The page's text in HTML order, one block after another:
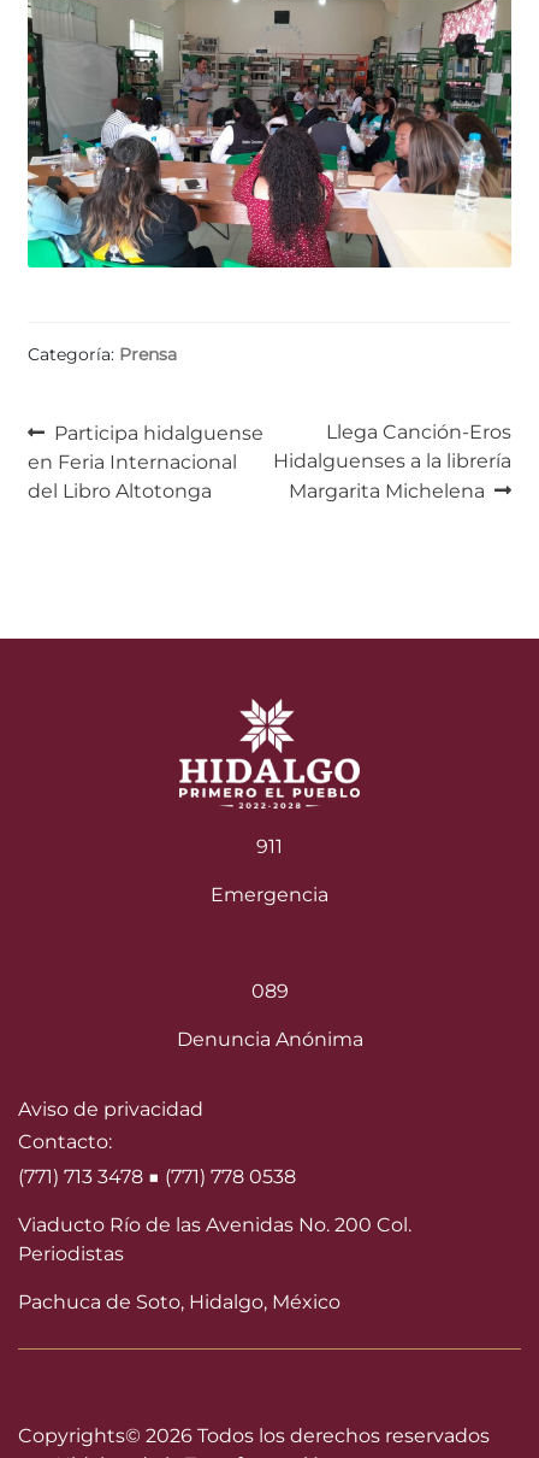
Categoría: Prensa
Navegación
de
Anterior:
Participa hidalguense
en Feria Internacional
del Libro Altotonga
Siguiente:
Llega Canción-Eros
Hidalguenses a la librería
Margarita Michelena
911
Emergencia
089
Denuncia Anónima
Aviso de privacidad
Contacto:
(771) 713 3478 ■ (771) 778 0538
Viaducto Río de las Avenidas No. 200 Col.
Periodistas
Pachuca de Soto, Hidalgo, México
Copyrights© 2026 Todos los derechos reservados